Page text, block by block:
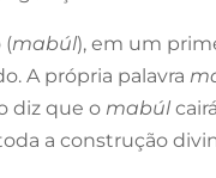
(mabúl), em um
A própria palavra
diz que omabúl
a construção